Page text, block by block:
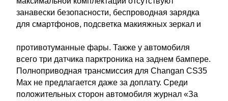
занавески безопасности, беспроводная зарядка
для смартфонов, подсветка макияжных зеркал и
противотуманные фары. Также у автомобиля
всего три датчика парктроника на заднем бампере.
Полноприводная трансмиссия для Changan CS35
Max не предлагается даже за доплату. Среди
положительных сторон автомобиля журнал «За